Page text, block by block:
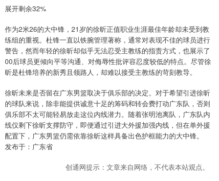
展开剩余32%
作为2米26的大中锋，21岁的徐昕正值职业生涯最佳年龄却未受到教
练组的重视。杜锋一直以铁腕管理著称，通常对表现不佳的球员进行
警告，然而年轻的徐昕却似乎无法忍受主教练的指责方式，也展示了
00后球员更倾向平等沟通、对侮辱性批评容忍度较低的特点。尽管徐
昕是杜锋培养的新秀且领路人，却难以接受主教练的苛刻教导。
徐昕未来是否留在广东男篮取决于俱乐部的决定。对于希望引进徐昕
的球队来说，除非能提供诚意十足的筹码和转会费打动广东队，否则
俱乐部不太可能轻易放走这位内线潜力。随着张明池离队，广东队内
线仅剩下徐昕支撑防守，即便通过引进大外援加强内线，但在单外援
配置下，广东男篮仍需依靠徐昕这样具备出色护框能力的大中锋。
发布于：广东省
创通网提示：文章来自网络，不代表本站观点。